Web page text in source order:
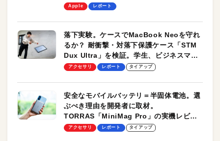
します！
Apple レポート
落下実験。ケースでMacBook Neoを守れ
るか？ 耐衝撃・対落下保護ケース「STM
Dux Ultra」を検証。学生、ビジネスマン
のモバイルユースに最適！
アクセサリ レポート タイアップ
安全なモバイルバッテリ＝半固体電池。選
ぶべき理由を開発者に取材。
TORRAS「MiniMag Pro」の実機レビュ
ーも
アクセサリ レポート タイアップ